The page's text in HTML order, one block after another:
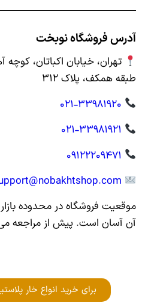
آدرس فروشگاه نوبخت
تهران، خیابان اکباتان، کوچه
طبقه همکف، پلاک ۳۱۲
۰۲۱-۳۳۹۸۱۹۲۰
۰۲۱-۳۳۹۸۱۹۲۱
۰۹۱۲۲۲۰۹۴۷۱
موقعیت فروشگاه در محدوده
آن آسان است. پیش از مراجعه
برای خرید انواع خار